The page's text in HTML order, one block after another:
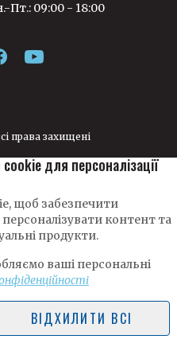
Пт.: 09:00 - 18:00
права захищені
для персоналізації
щоб забезпечити
контент та
продукти.
ваші персональні
ВІДХИЛИТИ ВСІ